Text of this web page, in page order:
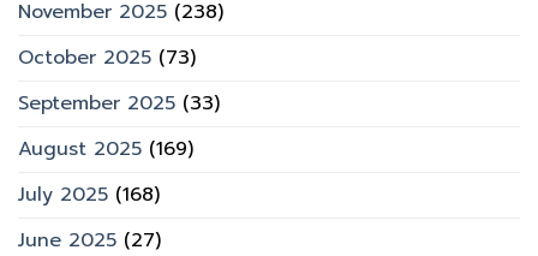
November 2025 (238)
October 2025 (73)
September 2025 (33)
August 2025 (169)
July 2025 (168)
June 2025 (27)